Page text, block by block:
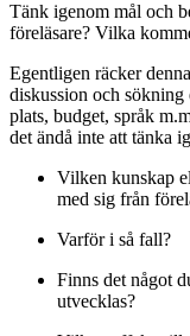
Tänk igenom mål och
föreläsare? Vilka
Egentligen räcker
diskussion och sökning
plats, budget, språk
det ändå inte att tänka
Vilken kunskap
med sig från
Varför i så fall?
Finns det något
utvecklas?